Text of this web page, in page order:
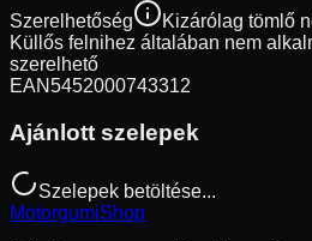
Szerelhetőség
Kizárólag tömlő
Küllős felnihez általában nem
szerelhető
EAN5452000743312
Ajánlott szelepek
Szelepek betöltése...
MotorgumiShop